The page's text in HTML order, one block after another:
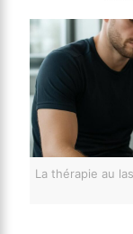
La thérapie au